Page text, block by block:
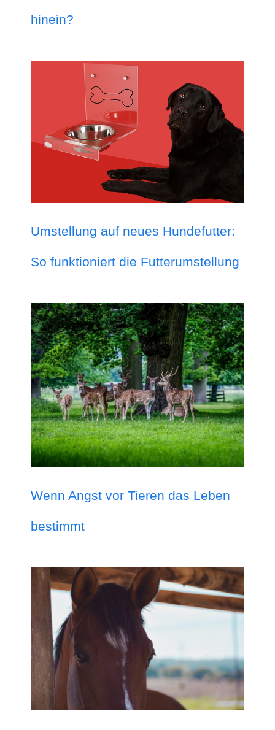
hinein?
Umstellung auf neues Hundefutter:
So funktioniert die Futterumstellung
Wenn Angst vor Tieren das Leben
bestimmt